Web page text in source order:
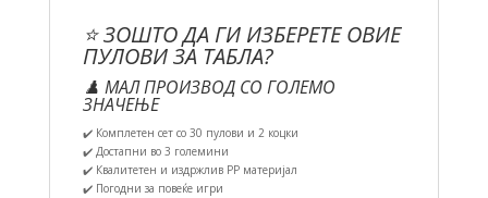
⭐ ЗОШТО ДА ГИ ИЗБЕРЕТЕ ОВИЕ
ПУЛОВИ ЗА ТАБЛА?
♟️ МАЛ ПРОИЗВОД СО ГОЛЕМО
ЗНАЧЕЊЕ
✔️ Комплетен сет со 30 пулови и 2 коцки
✔️ Достапни во 3 големини
✔️ Квалитетен и издржлив PP материјал
✔️ Погодни за повеќе игри